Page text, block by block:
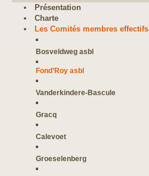
Présentation
Charte
Les Comités membres effectifs
Bosveldweg asbl
Fond’Roy asbl
Vanderkindere-Bascule
Gracq
Calevoet
Groeselenberg